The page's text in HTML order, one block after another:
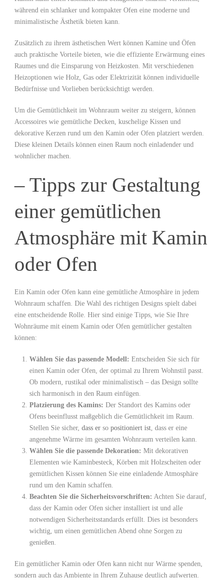
während ein schlanker und kompakter Ofen eine moderne und
minimalistische Ästhetik bieten kann.
Zusätzlich zu ihrem ästhetischen Wert können Kamine und Öfen
auch praktische Vorteile bieten, wie die effiziente Erwärmung eines
Raumes und die Einsparung von Heizkosten. Mit verschiedenen
Heizoptionen wie Holz, Gas oder Elektrizität können individuelle
Bedürfnisse und Vorlieben berücksichtigt werden.
Um die Gemütlichkeit im Wohnraum weiter zu steigern, können
Accessoires wie gemütliche Decken, kuschelige Kissen und
dekorative Kerzen rund um den Kamin oder Ofen platziert werden.
Diese kleinen Details können einen Raum noch einladender und
wohnlicher machen.
– Tipps zur Gestaltung
einer gemütlichen
Atmosphäre mit Kamin
oder Ofen
Ein Kamin oder Ofen kann eine gemütliche Atmosphäre in jedem
Wohnraum schaffen. Die Wahl des richtigen Designs spielt dabei
eine entscheidende Rolle. Hier sind einige Tipps, wie Sie Ihre
Wohnräume mit einem Kamin oder Ofen gemütlicher gestalten
können:
Wählen Sie das passende Modell: Entscheiden Sie sich für
einen Kamin oder Ofen, der optimal zu Ihrem Wohnstil passt.
Ob modern, rustikal oder minimalistisch – das Design sollte
sich harmonisch in den Raum einfügen.
Platzierung des Kamins: Der Standort des Kamins oder
Ofens beeinflusst maßgeblich die Gemütlichkeit im Raum.
Stellen Sie sicher, dass er so positioniert ist, dass er eine
angenehme Wärme im gesamten Wohnraum verteilen kann.
Wählen Sie die passende Dekoration: Mit dekorativen
Elementen wie Kaminbesteck, Körben mit Holzscheiten oder
gemütlichen Kissen können Sie eine einladende Atmosphäre
rund um den Kamin schaffen.
Beachten Sie die Sicherheitsvorschriften: Achten Sie darauf,
dass der Kamin oder Ofen sicher installiert ist und alle
notwendigen Sicherheitsstandards erfüllt. Dies ist besonders
wichtig, um einen gemütlichen Abend ohne Sorgen zu
genießen.
Ein gemütlicher Kamin oder Ofen kann nicht nur Wärme spenden,
sondern auch das Ambiente in Ihrem Zuhause deutlich aufwerten.